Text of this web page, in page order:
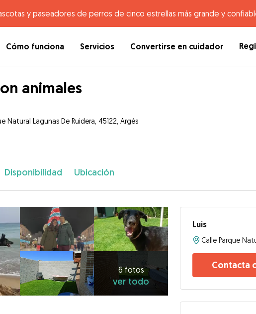
y paseadores de perros de cinco estrellas más grande y
Cómo funciona Servicios Convertirse en cuidador
animales
Natural Lagunas De Ruidera, 45122, Argés
Disponibilidad Ubicación
6 fotos
ver todo
Luis
Contacta